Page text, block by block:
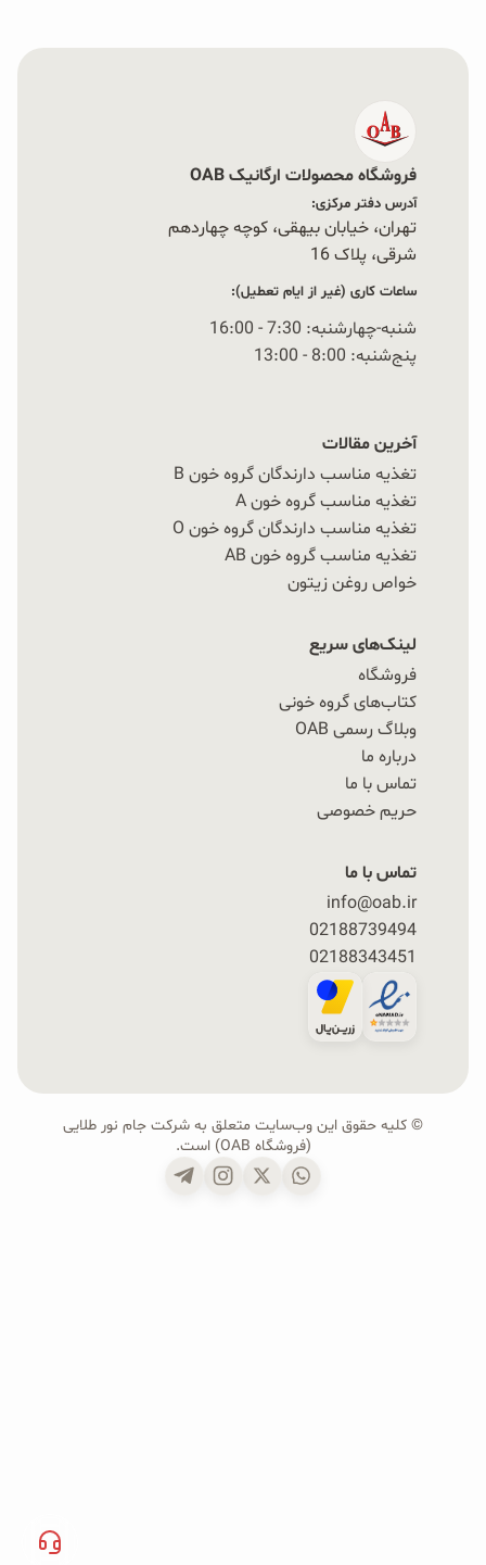
فروشگاه محصولات ارگانیک OAB
آدرس دفتر مرکزی:
تهران، خیابان بیهقی، کوچه چهاردهم
شرقی، پلاک 16‭
ساعات کاری (غیر از ایام تعطیل):
شنبه-چهارشنبه: 7:30 - 16:00
پنج‌شنبه: 8:00 - 13:00
آخرین مقالات
تغذیه مناسب دارندگان گروه خون B
تغذیه مناسب گروه خون A
تغذیه مناسب دارندگان گروه خون O
تغذیه مناسب گروه خون AB
خواص روغن زیتون
لینک‌های سریع
فروشگاه
کتاب‌های گروه خونی
وبلاگ رسمی OAB
درباره ما
تماس با ما
حریم خصوصی
تماس با ما
info@oab.ir
02188739494
02188343451
© کلیه حقوق این وب‌سایت متعلق به شرکت جام نور طلایی
(فروشگاه OAB) است.